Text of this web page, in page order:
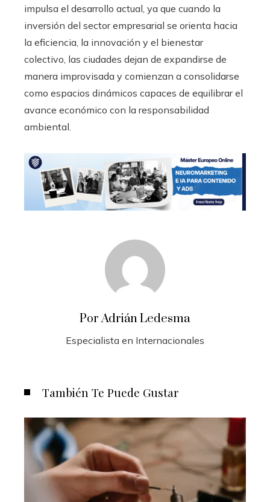
impulsa el desarrollo actual, ya que cuando la
inversión del sector empresarial se orienta hacia
la eficiencia, la innovación y el bienestar
colectivo, las ciudades dejan de expandirse de
manera improvisada y comienzan a consolidarse
como espacios dinámicos capaces de equilibrar el
avance económico con la responsabilidad
ambiental.
Por Adrián Ledesma
Especialista en Internacionales
También Te Puede Gustar